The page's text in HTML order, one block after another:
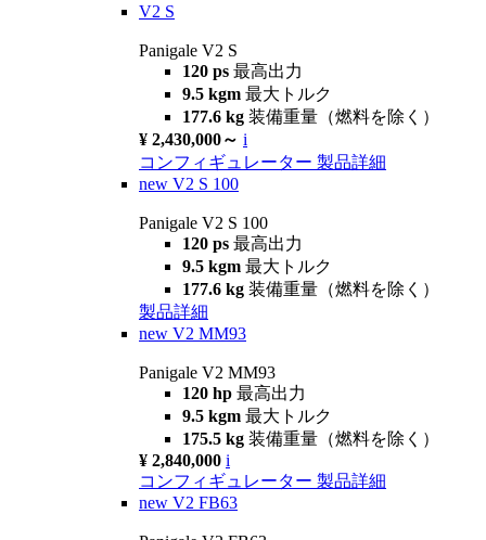
V2 S
Panigale V2 S
120 ps 最高出力
9.5 kgm 最大トルク
177.6 kg 装備重量（燃料を除く）
¥ 2,430,000～ i
コンフィギュレーター 製品詳細
new V2 S 100
Panigale V2 S 100
120 ps 最高出力
9.5 kgm 最大トルク
177.6 kg 装備重量（燃料を除く）
製品詳細
new V2 MM93
Panigale V2 MM93
120 hp 最高出力
9.5 kgm 最大トルク
175.5 kg 装備重量（燃料を除く）
¥ 2,840,000 i
コンフィギュレーター 製品詳細
new V2 FB63